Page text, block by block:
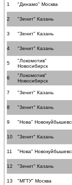
1 "Динамо" Москва
2 "Зенит" Казань
3 "Зенит" Казань
4 "Зенит" Казань
5
"Локомотив"
Новосибирск
6
"Локомотив"
Новосибирск
7 "Зенит" Казань
8 "Зенит" Казань
9 "Нова"
10 "Зенит" Казань
11 "Нова"
12 "Зенит" Казань
13 "МГТУ" Москва